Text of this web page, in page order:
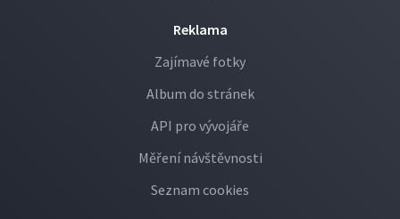
Reklama
Zajímavé fotky
Album do stránek
API pro vývojáře
Měření návštěvnosti
Seznam cookies